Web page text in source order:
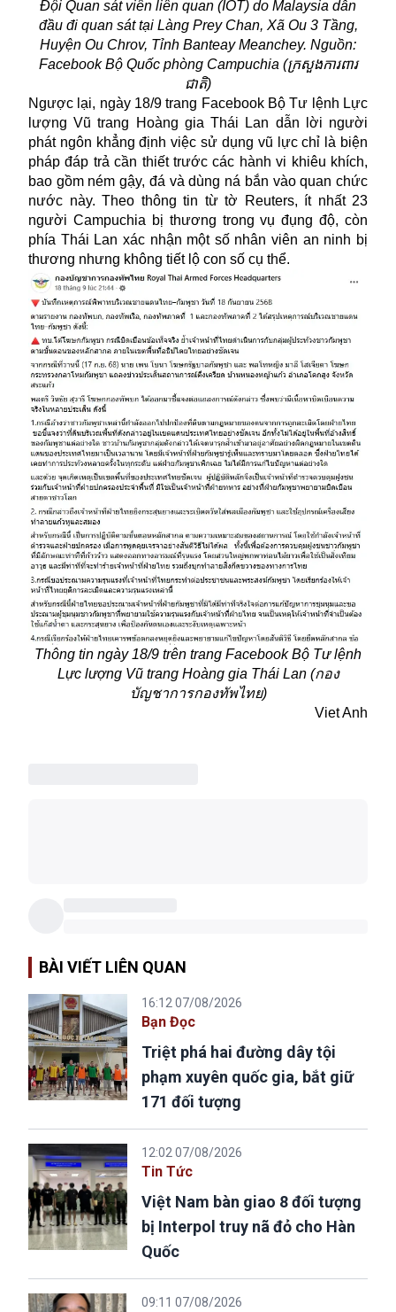
Đội Quan sát viên liên quan (IOT) do Malaysia dẫn
đầu đi quan sát tại Làng Prey Chan, Xã Ou 3 Tầng,
Huyện Ou Chrov, Tỉnh Banteay Meanchey. Nguồn:
Facebook Bộ Quốc phòng Campuchia (ក្រសួងការពារ
ជាតិ)
Ngược lại, ngày 18/9 trang Facebook Bộ Tư lệnh Lực
lượng Vũ trang Hoàng gia Thái Lan dẫn lời người
phát ngôn khẳng định việc sử dụng vũ lực chỉ là biện
pháp đáp trả cần thiết trước các hành vi khiêu khích,
bao gồm ném gậy, đá và dùng ná bắn vào quan chức
nước này. Theo thông tin từ tờ Reuters, ít nhất 23
người Campuchia bị thương trong vụ đụng độ, còn
phía Thái Lan xác nhận một số nhân viên an ninh bị
thương nhưng không tiết lộ con số cụ thể.
Thông tin ngày 18/9 trên trang Facebook Bộ Tư lệnh
Lực lượng Vũ trang Hoàng gia Thái Lan (กอง
บัญชาการกองทัพไทย)
Viet Anh
BÀI VIẾT LIÊN QUAN
16:12 07/08/2026
Bạn Đọc
Triệt phá hai đường dây tội
phạm xuyên quốc gia, bắt giữ
171 đối tượng
12:02 07/08/2026
Tin Tức
Việt Nam bàn giao 8 đối tượng
bị Interpol truy nã đỏ cho Hàn
Quốc
09:11 07/08/2026